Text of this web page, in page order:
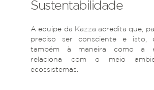
Sustentabilidade
A equipe da Kazza acredita que,
preciso ser consciente e isto,
também à maneira como a
relaciona com o meio
ecossistemas.